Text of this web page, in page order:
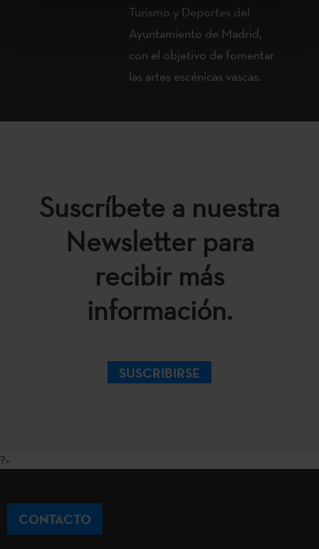
Turismo y Deportes del
Ayuntamiento de Madrid,
con el objetivo de fomentar
las artes escénicas vascas.
Suscríbete a nuestra
Newsletter para
recibir más
información.
SUSCRIBIRSE
?>
CONTACTO